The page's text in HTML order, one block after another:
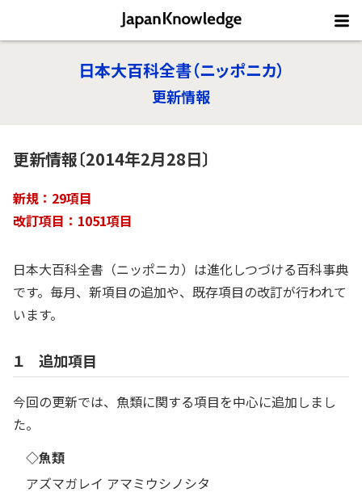
日本大百科全書（ニッポニカ）
更新情報
更新情報〔2014年2月28日〕
新規：29項目
改訂項目：1051項目
日本大百科全書（ニッポニカ）は進化しつづける百科事典
です。毎月、新項目の追加や、既存項目の改訂が行われて
います。
１ 追加項目
今回の更新では、魚類に関する項目を中心に追加しまし
た。
◇魚類
アズマガレイ アマミウシノシタ